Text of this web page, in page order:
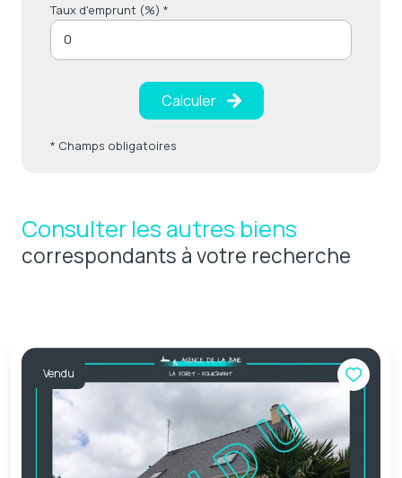
Taux d'emprunt (%) *
Calculer
* Champs obligatoires
Consulter les autres biens
correspondants à votre recherche
Vendu